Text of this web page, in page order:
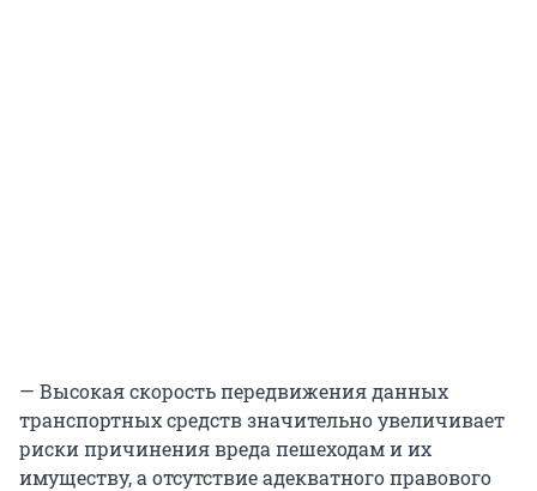
— Высокая скорость передвижения данных
транспортных средств значительно увеличивает
риски причинения вреда пешеходам и их
имуществу, а отсутствие адекватного правового